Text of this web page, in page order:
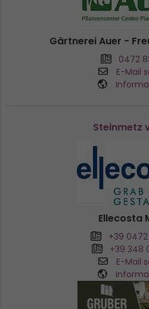
Gärtnerei Auer -
0472
E-Mail
Steinmetz
Ellecosta
+39
+39 348
E-Mail